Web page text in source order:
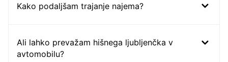
Kako podaljšam trajanje najema?
Ali lahko prevažam hišnega ljubljenčka v
avtomobilu?